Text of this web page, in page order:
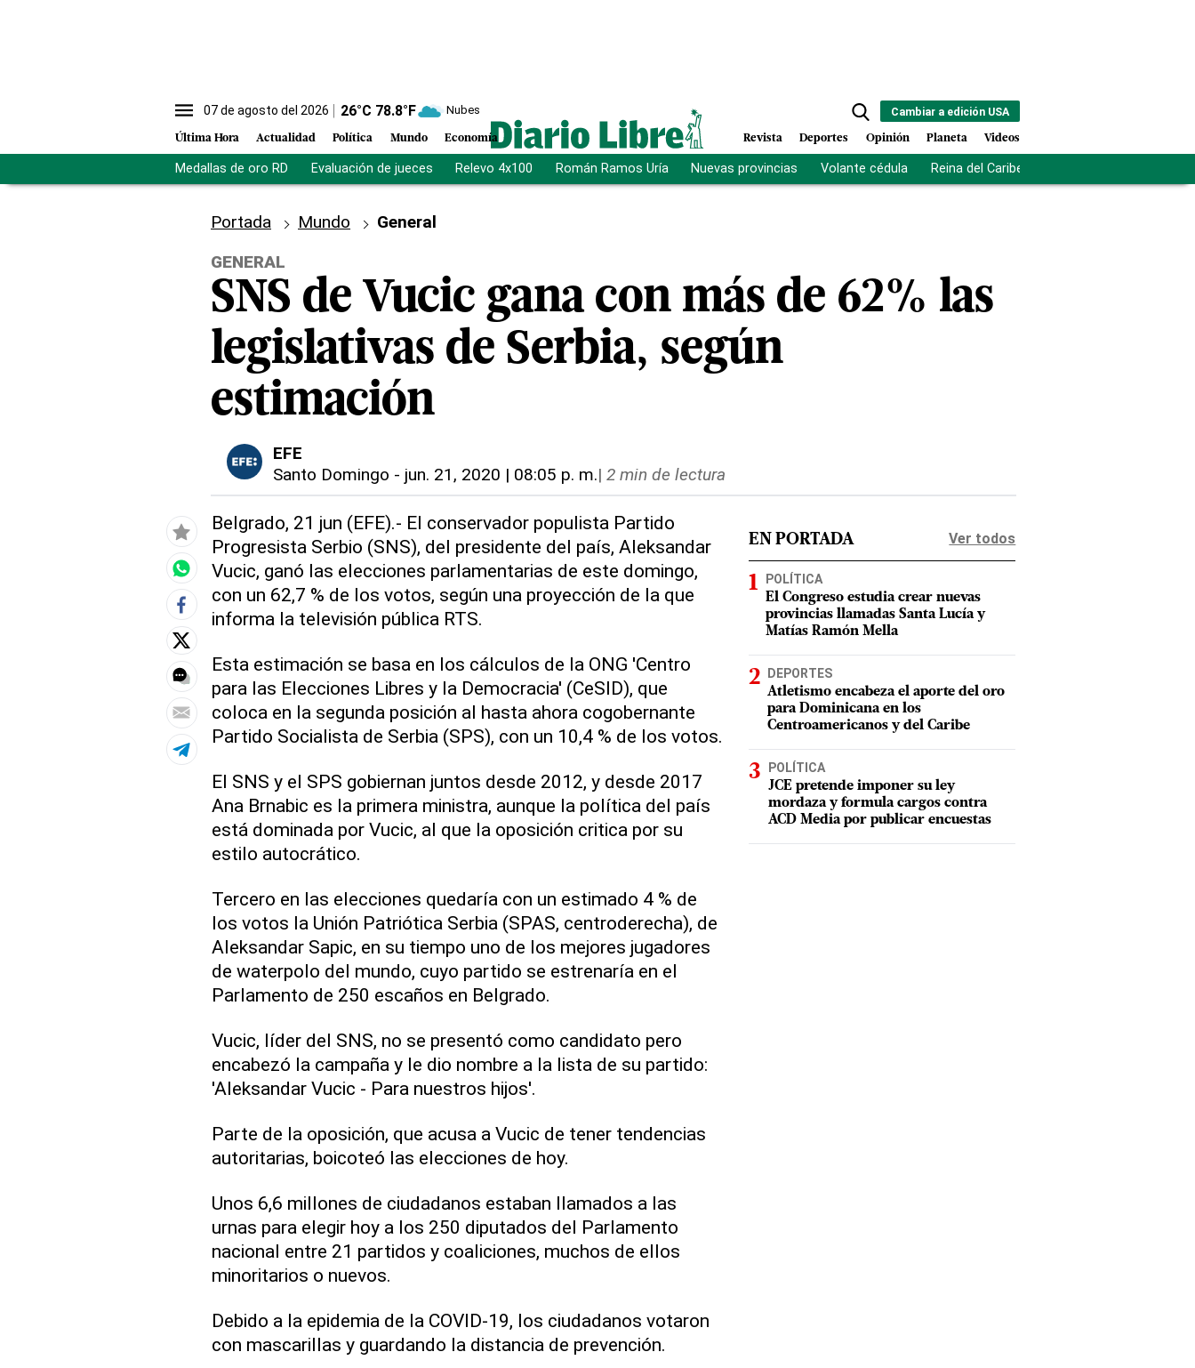
07 de agosto del 2026 26°C 78.8°F Nubes
Última Hora Actualidad Política Mundo Economía
Cambiar a edición USA
Revista Deportes Opinión Planeta Videos
Medallas de oro RD Evaluación de jueces Relevo 4x100 Román Ramos Uría Nuevas provincias Volante cédula Reina del Caribe
Portada Mundo
General
GENERAL
SNS de Vucic gana con más de 62% las
legislativas de Serbia, según
estimación
EFE
Santo Domingo - jun. 21, 2020 | 08:05 p. m.| 2 min de lectura
Belgrado, 21 jun (EFE).- El conservador populista Partido
Progresista Serbio (SNS), del presidente del país, Aleksandar
Vucic, ganó las elecciones parlamentarias de este domingo,
con un 62,7 % de los votos, según una proyección de la que
informa la televisión pública RTS.
Esta estimación se basa en los cálculos de la ONG 'Centro
para las Elecciones Libres y la Democracia' (CeSID), que
coloca en la segunda posición al hasta ahora cogobernante
Partido Socialista de Serbia (SPS), con un 10,4 % de los votos.
El SNS y el SPS gobiernan juntos desde 2012, y desde 2017
Ana Brnabic es la primera ministra, aunque la política del país
está dominada por Vucic, al que la oposición critica por su
estilo autocrático.
Tercero en las elecciones quedaría con un estimado 4 % de
los votos la Unión Patriótica Serbia (SPAS, centroderecha), de
Aleksandar Sapic, en su tiempo uno de los mejores jugadores
de waterpolo del mundo, cuyo partido se estrenaría en el
Parlamento de 250 escaños en Belgrado.
Vucic, líder del SNS, no se presentó como candidato pero
encabezó la campaña y le dio nombre a la lista de su partido:
'Aleksandar Vucic - Para nuestros hijos'.
Parte de la oposición, que acusa a Vucic de tener tendencias
autoritarias, boicoteó las elecciones de hoy.
Unos 6,6 millones de ciudadanos estaban llamados a las
urnas para elegir hoy a los 250 diputados del Parlamento
nacional entre 21 partidos y coaliciones, muchos de ellos
minoritarios o nuevos.
Debido a la epidemia de la COVID-19, los ciudadanos votaron
con mascarillas y guardando la distancia de prevención.
EN PORTADA Ver todos
POLÍTICA
El Congreso estudia crear nuevas
provincias llamadas Santa Lucía y
Matías Ramón Mella
DEPORTES
Atletismo encabeza el aporte del oro
para Dominicana en los
Centroamericanos y del Caribe
POLÍTICA
JCE pretende imponer su ley
mordaza y formula cargos contra
ACD Media por publicar encuestas